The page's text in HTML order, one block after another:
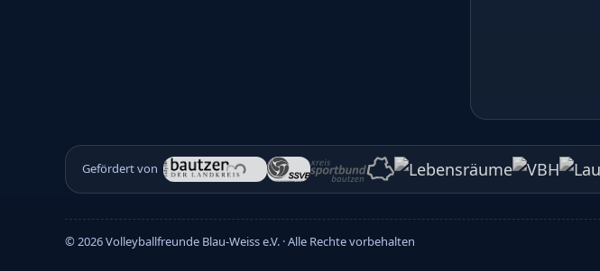
Gefördert von
© 2026Volleyballfreunde Blau-Weiss e.V. · Alle Rechte vorbehalten